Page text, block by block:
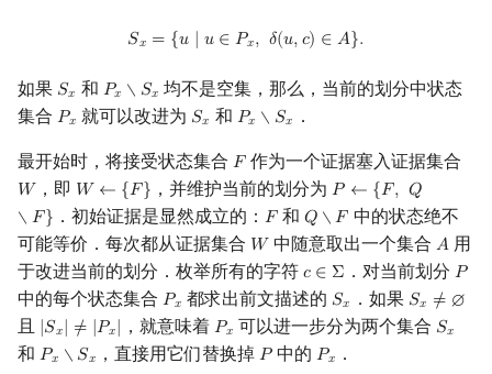
𝑆𝑥 = {𝑢 ∣ 𝑢 ∈ 𝑃𝑥, 𝛿(𝑢,𝑐) ∈ 𝐴}.
S x={ u ∣u ∈Px, (u,c ∈ A}.
如果 𝑆𝑥
Sx 和 𝑃𝑥 ∖ 𝑆𝑥
Px ∖S x
均不是空集，那么，当前的划分中状态
集合 𝑃𝑥
Px 就可以改进为 𝑆𝑥
Sx 和 𝑃𝑥 ∖ 𝑆𝑥
Px ∖S x ．
最开始时，将接受状态集合 𝐹
F 作为一个证据塞入证据集合
𝑊
W，即 𝑊 ← {𝐹}
W←{F } ，并维护当前的划分为 𝑃 ← {𝐹, 𝑄
∖ 𝐹}
P←{F , Q∖ F}
．初始证据是显然成立的： 𝐹
F 和 𝑄 ∖𝐹
Q∖F
中的状态绝不
可能等价．每次都从证据集合 𝑊
W中随意取出一个集合 𝐴
A 用
于改进当前的划分．枚举所有的字符 𝑐 ∈ Σ
c ∈ Σ ．对当前划分 𝑃
P
中的每个状态集合 𝑃𝑥
Px 都求出前文描述的 𝑆𝑥
Sx ．如果 𝑆𝑥 ≠ ∅
Sx ≠∅
且 |𝑆𝑥| ≠ |𝑃𝑥|
|Sx ≠| x| ，就意味着 𝑃𝑥
Px 可以进一步分为两个集合 𝑆𝑥
Sx
和 𝑃𝑥 ∖ 𝑆𝑥
Px ∖S x ，直接用它们替换掉 𝑃
P中的 𝑃𝑥
Px ．